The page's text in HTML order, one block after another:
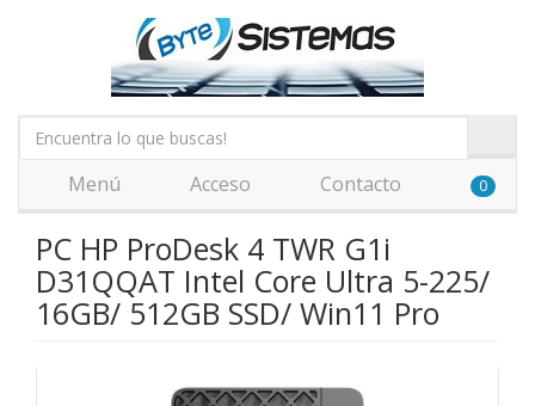
Menú Acceso Contacto 0
PC HP ProDesk 4 TWR G1i
D31QQAT Intel Core Ultra 5-225/
16GB/ 512GB SSD/ Win11 Pro